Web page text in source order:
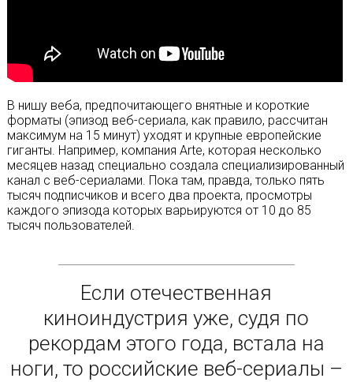
В нишу веба, предпочитающего внятные и короткие
форматы (эпизод веб-сериала, как правило, рассчитан
максимум на 15 минут) уходят и крупные европейские
гиганты. Например, компания Arte, которая несколько
месяцев назад специально создала специализированный
канал с веб-сериалами. Пока там, правда, только пять
тысяч подписчиков и всего два проекта, просмотры
каждого эпизода которых варьируются от 10 до 85
тысяч пользователей.
Если отечественная
киноиндустрия уже, судя по
рекордам этого года, встала на
ноги, то российские веб-сериалы –